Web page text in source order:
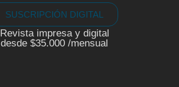
SUSCRIPCIÓN DIGITAL
Revista impresa y digital
desde $35.000 /mensual